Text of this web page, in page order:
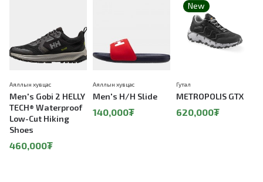
Men's Gobi 2 HELLY
TECH® Waterproof
Low-Cut Hiking
Shoes
Аяллын хувцас
460,000₮
Men's H/H Slide
Аяллын хувцас
140,000₮
New
METROPOLIS GTX
Гутал
620,000₮